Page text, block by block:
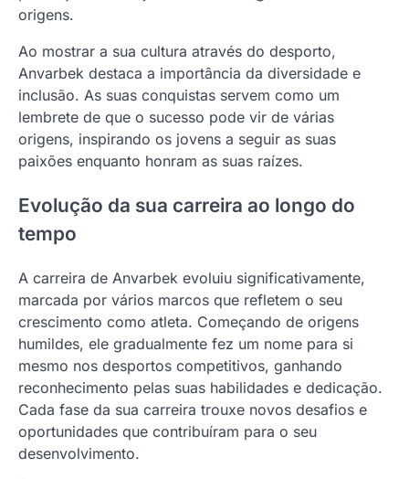
origens.
Ao mostrar a sua cultura através do desporto,
Anvarbek destaca a importância da diversidade e
inclusão. As suas conquistas servem como um
lembrete de que o sucesso pode vir de várias
origens, inspirando os jovens a seguir as suas
paixões enquanto honram as suas raízes.
Evolução da sua carreira ao longo do
tempo
A carreira de Anvarbek evoluiu significativamente,
marcada por vários marcos que refletem o seu
crescimento como atleta. Começando de origens
humildes, ele gradualmente fez um nome para si
mesmo nos desportos competitivos, ganhando
reconhecimento pelas suas habilidades e dedicação.
Cada fase da sua carreira trouxe novos desafios e
oportunidades que contribuíram para o seu
desenvolvimento.